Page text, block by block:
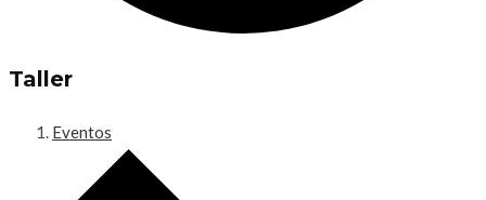
Taller
Eventos